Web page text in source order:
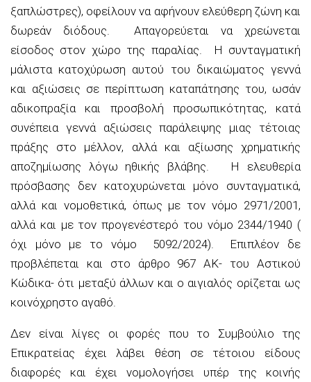
ξαπλώστρες), οφείλουν να αφήνουν ελεύθερη ζώνη και
δωρεάν διόδους. Απαγορεύεται να χρεώνεται
είσοδος στον χώρο της παραλίας. Η συνταγματική
μάλιστα κατοχύρωση αυτού του δικαιώματος γεννά
και αξιώσεις σε περίπτωση καταπάτησης του, ωσάν
αδικοπραξία και προσβολή προσωπικότητας, κατά
συνέπεια γεννά αξιώσεις παράλειψης μιας τέτοιας
πράξης στο μέλλον, αλλά και αξίωσης χρηματικής
αποζημίωσης λόγω ηθικής βλάβης. Η ελευθερία
πρόσβασης δεν κατοχυρώνεται μόνο συνταγματικά,
αλλά και νομοθετικά, όπως με τον νόμο 2971/2001,
αλλά και με τον προγενέστερό του νόμο 2344/1940 (
όχι μόνο με το νόμο 5092/2024). Επιπλέον δε
προβλέπεται και στο άρθρο 967 ΑΚ- του Αστικού
Κώδικα- ότι μεταξύ άλλων και ο αιγιαλός ορίζεται ως
κοινόχρηστο αγαθό.
Δεν είναι λίγες οι φορές που το Συμβούλιο της
Επικρατείας έχει λάβει θέση σε τέτοιου είδους
διαφορές και έχει νομολογήσει υπέρ της κοινής